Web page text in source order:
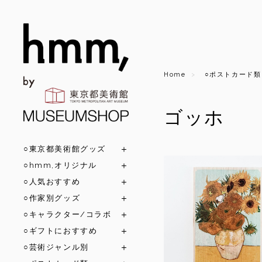
○東京都美術館グッズ
○hmm,オリジナル
○人気おすすめ
○作家別グッズ
○キャラクター/コラボ
○ギフトにおすすめ
○芸術ジャンル別
Home ○ポストカード類
ゴッホ